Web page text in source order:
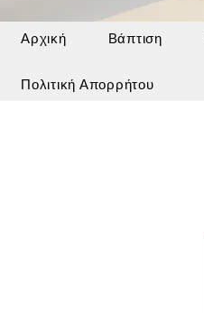
Αρχική Βάπτιση
Πολιτική Απορρήτου